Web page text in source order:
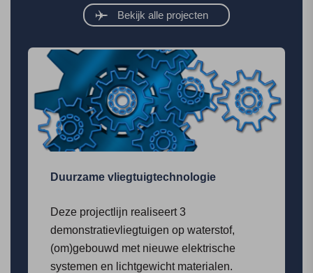
Bekijk alle projecten
Duurzame vliegtuigtechnologie
Deze projectlijn realiseert 3
demonstratievliegtuigen op waterstof,
(om)gebouwd met nieuwe elektrische
systemen en lichtgewicht materialen.